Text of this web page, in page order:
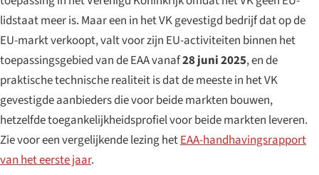
lidstaat meer is. Maar een in het VK gevestigd bedrijf dat op de
EU-markt verkoopt, valt voor zijn EU-activiteiten binnen het
toepassingsgebied van de EAA vanaf28 juni 2025, en de
praktische technische realiteit is dat de meeste in het VK
gevestigde aanbieders die voor beide markten bouwen,
hetzelfde toegankelijkheidsprofiel voor beide markten leveren.
Zie voor een vergelijkende lezing hetEAA-handhavingsrapport
van het eerste jaar.